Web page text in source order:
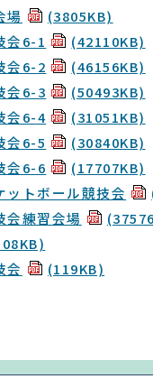
場
(3805KB)
会6-1
(42110KB)
会6-2
(46156KB)
会6-3
(50493KB)
会6-4
(31051KB)
会6-5
(30840KB)
会6-6
(17707KB)
ットボール競技会
会練習会場
会
(119KB)